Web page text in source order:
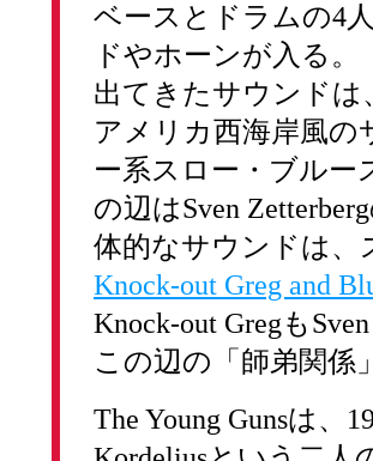
ベースとドラムの4
ドやホーンが入る。
出てきたサウンドは
アメリカ西海岸風の
ー系スロー・ブル
の辺はSven
体的なサウンドは、
Knock-out Greg and
Knock-out Gregも
この辺の「師弟関係
The Young Gunsは、